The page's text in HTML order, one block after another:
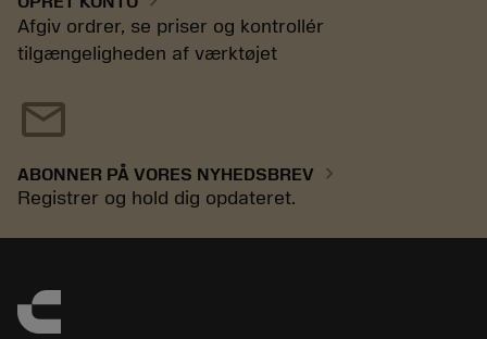
Afgiv ordrer, se priser og kontrollér
tilgængeligheden af værktøjet
mail
ABONNER PÅ VORES NYHEDSBREV chevron_right
Registrer og hold dig opdateret.